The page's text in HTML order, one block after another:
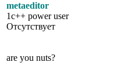
metaeditor
1c++ power user
Отсутствует
are you nuts?